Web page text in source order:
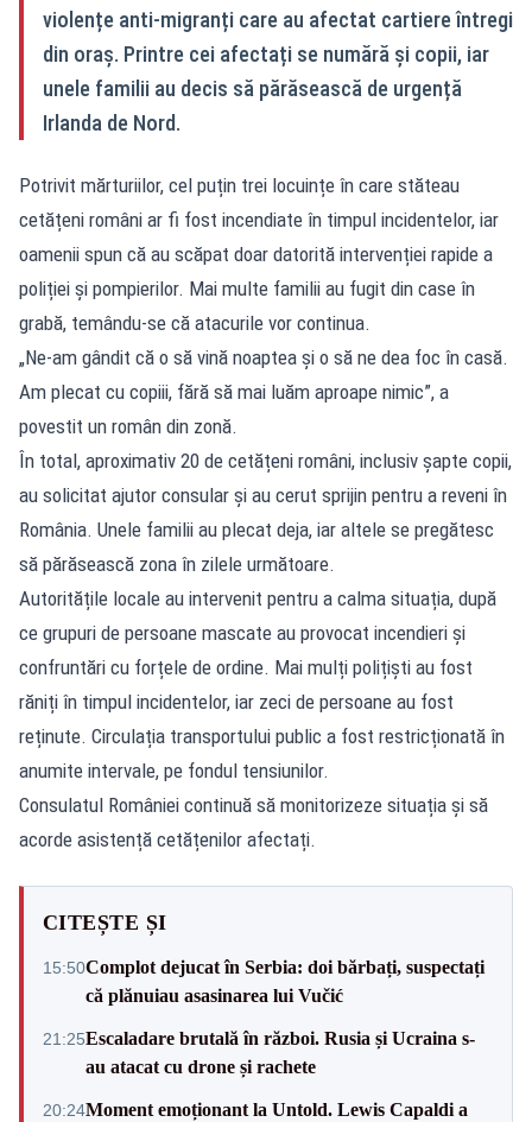
violențe anti-migranți care au afectat cartiere întregi
din oraș. Printre cei afectați se numără și copii, iar
unele familii au decis să părăsească de urgență
Irlanda de Nord.
Potrivit mărturiilor, cel puțin trei locuințe în care stăteau
cetățeni români ar fi fost incendiate în timpul incidentelor, iar
oamenii spun că au scăpat doar datorită intervenției rapide a
poliției și pompierilor. Mai multe familii au fugit din case în
grabă, temându-se că atacurile vor continua.
„Ne-am gândit că o să vină noaptea și o să ne dea foc în casă.
Am plecat cu copiii, fără să mai luăm aproape nimic”, a
povestit un român din zonă.
În total, aproximativ 20 de cetățeni români, inclusiv șapte copii,
au solicitat ajutor consular și au cerut sprijin pentru a reveni în
România. Unele familii au plecat deja, iar altele se pregătesc
să părăsească zona în zilele următoare.
Autoritățile locale au intervenit pentru a calma situația, după
ce grupuri de persoane mascate au provocat incendieri și
confruntări cu forțele de ordine. Mai mulți polițiști au fost
răniți în timpul incidentelor, iar zeci de persoane au fost
reținute. Circulația transportului public a fost restricționată în
anumite intervale, pe fondul tensiunilor.
Consulatul României continuă să monitorizeze situația și să
acorde asistență cetățenilor afectați.
CITEȘTE ȘI
15:50Complot dejucat în Serbia: doi bărbați, suspectați
că plănuiau asasinarea lui Vučić
21:25Escaladare brutală în război. Rusia și Ucraina s-
au atacat cu drone și rachete
20:24Moment emoționant la Untold. Lewis Capaldi a